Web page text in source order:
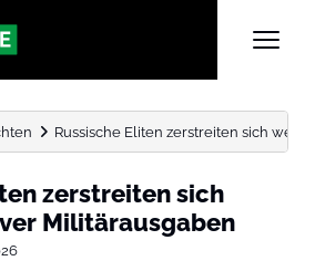
Russische Eliten zerstreiten sich
zerstreiten sich
Militärausgaben